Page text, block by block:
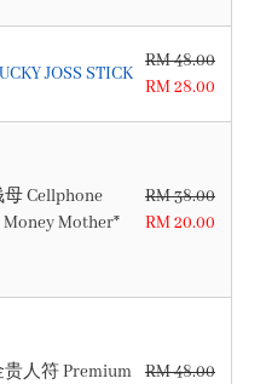
JOSS STICK
RM 48.00
RM 28.00
Cellphone
Mother*
RM 38.00
RM 20.00
人符 Premium
RM 48.00